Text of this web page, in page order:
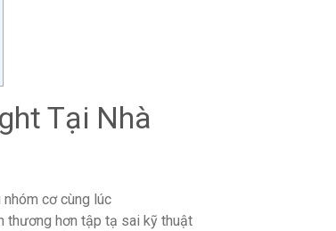
Tại Nhà
cơ cùng lúc
thương hơn tập tạ sai kỹ thuật